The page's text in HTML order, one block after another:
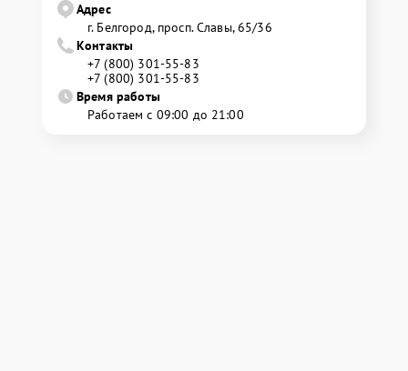
Адрес
г. Белгород, просп. Славы, 65/36
Контакты
+7 (800) 301-55-83
+7 (800) 301-55-83
Время работы
Работаем с 09:00 до 21:00